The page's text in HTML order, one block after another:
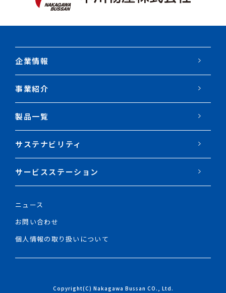
企業情報
事業紹介
製品一覧
サステナビリティ
サービスステーション
ニュース
お問い合わせ
個人情報の取り扱いについて
Copyright(C) Nakagawa Bussan CO., Ltd.